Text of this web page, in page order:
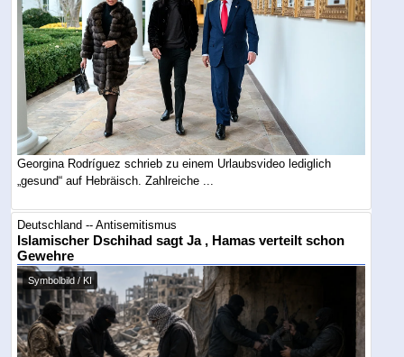
Georgina Rodríguez schrieb zu einem Urlaubsvideo lediglich
„gesund“ auf Hebräisch. Zahlreiche ...
Deutschland -- Antisemitismus
Islamischer Dschihad sagt Ja , Hamas verteilt schon
Gewehre
Symbolbild / KI